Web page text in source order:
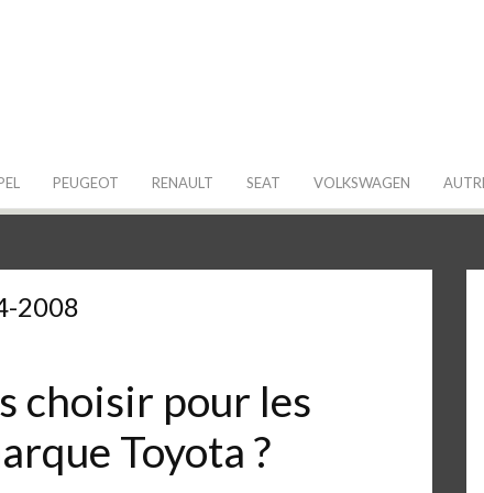
PEUGEOT RENAULT SEAT VOLKSWAGEN
2008
choisir pour les
Toyota ?